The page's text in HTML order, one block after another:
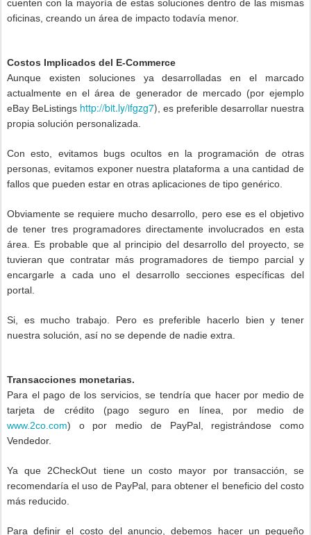
cuenten con la mayoría de estas soluciones dentro de las mismas
oficinas, creando un área de impacto todavía menor.
Costos Implicados del E-Commerce
Aunque existen soluciones ya desarrolladas en el marcado
actualmente en el área de generador de mercado (por ejemplo
eBay BeListings http://bit.ly/ifgzg7) , es preferible desarrollar nuestra
propia solución personalizada.
Con esto, evitamos bugs ocultos en la programación de otras
personas, evitamos exponer nuestra plataforma a una cantidad de
fallos que pueden estar en otras aplicaciones de tipo genérico.
Obviamente se requiere mucho desarrollo, pero ese es el objetivo
de tener tres programadores directamente involucrados en esta
área. Es probable que al principio del desarrollo del proyecto, se
tuvieran que contratar más programadores de tiempo parcial y
encargarle a cada uno el desarrollo secciones específicas del
portal.
Si, es mucho trabajo. Pero es preferible hacerlo bien y tener
nuestra solución, así no se depende de nadie extra.
Transacciones monetarias.
Para el pago de los servicios, se tendría que hacer por medio de
tarjeta de crédito (pago seguro en línea, por medio de
www.2co.com) o por medio de PayPal, registrándose como
Vendedor.
Ya que 2CheckOut tiene un costo mayor por transacción, se
recomendaría el uso de PayPal, para obtener el beneficio del costo
más reducido.
Para definir el costo del anuncio, debemos hacer un pequeño